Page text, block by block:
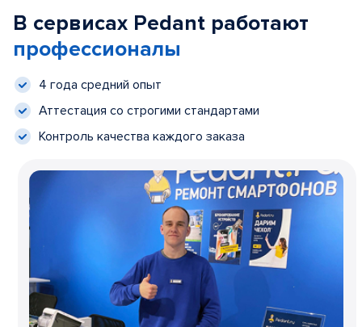
В сервисах Pedant работают
профессионалы
4 года средний опыт
Аттестация со строгими стандартами
Контроль качества каждого заказа